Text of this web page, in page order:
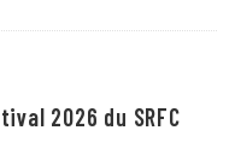
2026 du SRFC